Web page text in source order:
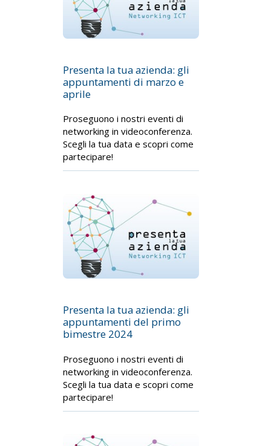
Presenta la tua azienda: gli
appuntamenti di marzo e
aprile
Proseguono i nostri eventi di
networking in videoconferenza.
Scegli la tua data e scopri come
partecipare!
Presenta la tua azienda: gli
appuntamenti del primo
bimestre 2024
Proseguono i nostri eventi di
networking in videoconferenza.
Scegli la tua data e scopri come
partecipare!